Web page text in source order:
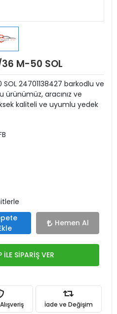
M-50 SOL
SOL 24701138427 barkodlu ve
ürünümüz, aracınız ve
kaliteli ve uyumlu yedek
Hemen Al
SİPARİŞ VER
İade ve Değişim